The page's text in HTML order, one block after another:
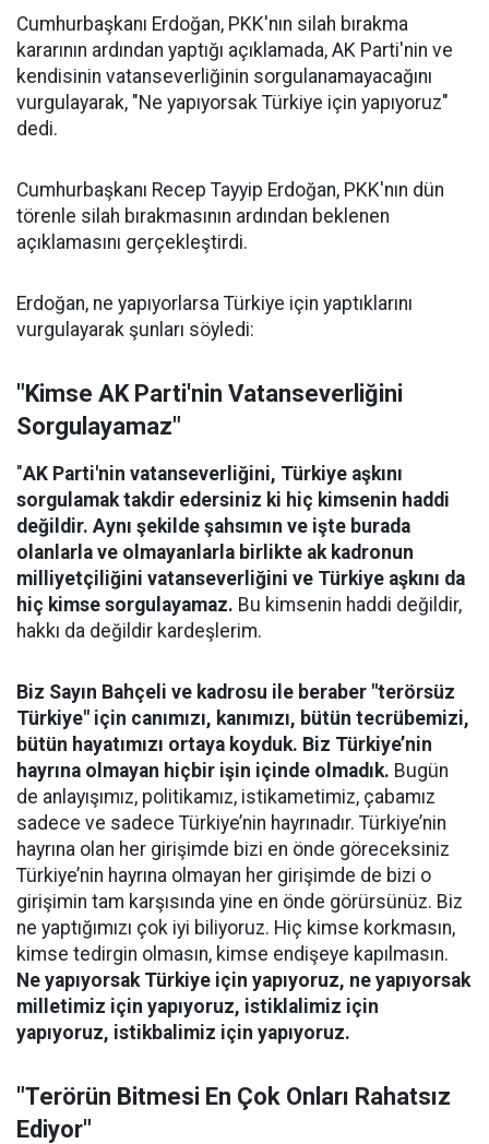
Cumhurbaşkanı Erdoğan, PKK'nın silah bırakma
kararının ardından yaptığı açıklamada, AK Parti'nin ve
kendisinin vatanseverliğinin sorgulanamayacağını
vurgulayarak, "Ne yapıyorsak Türkiye için yapıyoruz"
dedi.
Cumhurbaşkanı Recep Tayyip Erdoğan, PKK'nın dün
törenle silah bırakmasının ardından beklenen
açıklamasını gerçekleştirdi.
Erdoğan, ne yapıyorlarsa Türkiye için yaptıklarını
vurgulayarak şunları söyledi:
"Kimse AK Parti'nin Vatanseverliğini
Sorgulayamaz"
"AK Parti'nin vatanseverliğini, Türkiye aşkını
sorgulamak takdir edersiniz ki hiç kimsenin haddi
değildir. Aynı şekilde şahsımın ve işte burada
olanlarla ve olmayanlarla birlikte ak kadronun
milliyetçiliğini vatanseverliğini ve Türkiye aşkını da
hiç kimse sorgulayamaz. Bu kimsenin haddi değildir,
hakkı da değildir kardeşlerim.
Biz Sayın Bahçeli ve kadrosu ile beraber "terörsüz
Türkiye" için canımızı, kanımızı, bütün tecrübemizi,
bütün hayatımızı ortaya koyduk. Biz Türkiye’nin
hayrına olmayan hiçbir işin içinde olmadık. Bugün
de anlayışımız, politikamız, istikametimiz, çabamız
sadece ve sadece Türkiye’nin hayrınadır. Türkiye’nin
hayrına olan her girişimde bizi en önde göreceksiniz
Türkiye’nin hayrına olmayan her girişimde de bizi o
girişimin tam karşısında yine en önde görürsünüz. Biz
ne yaptığımızı çok iyi biliyoruz. Hiç kimse korkmasın,
kimse tedirgin olmasın, kimse endişeye kapılmasın.
Ne yapıyorsak Türkiye için yapıyoruz, ne yapıyorsak
milletimiz için yapıyoruz, istiklalimiz için
yapıyoruz, istikbalimiz için yapıyoruz.
"Terörün Bitmesi En Çok Onları Rahatsız
Ediyor"